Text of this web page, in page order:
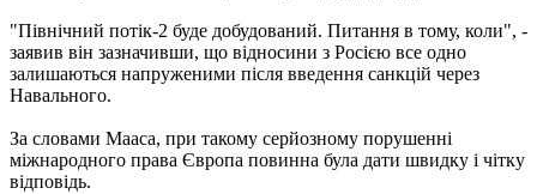
"Північний потік-2 буде добудований. Питання в тому, коли", -
заявив він зазначивши, що відносини з Росією все одно
залишаються напруженими після введення санкцій через
Навального.
За словами Мааса, при такому серйозному порушенні
міжнародного права Європа повинна була дати швидку і чітку
відповідь.